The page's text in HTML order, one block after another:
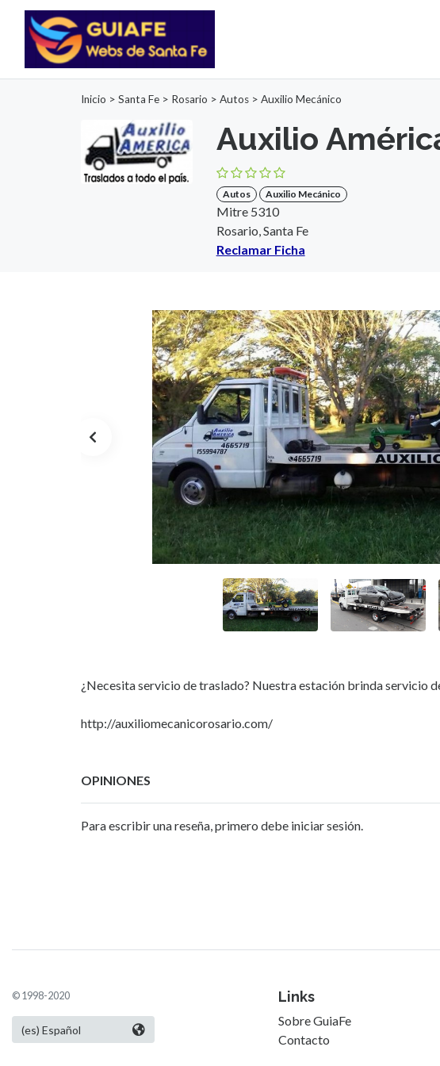
Inicio > Santa Fe > Rosario > Autos > Auxilio Mecánico
Auxilio
Autos Auxilio Mecánico
Mitre 5310
Rosario, Santa Fe
Reclamar Ficha
¿Necesita servicio de traslado? Nuestra estación brinda servicio
http://auxiliomecanicorosario.com/
OPINIONES
Para escribir una reseña, primero debe iniciar sesión.
© 1998-2020 Links
Sobre GuiaFe
Contacto